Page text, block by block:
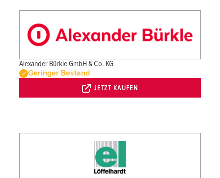
Alexander Bürkle GmbH & Co. KG
Geringer Bestand
JETZT KAUFEN